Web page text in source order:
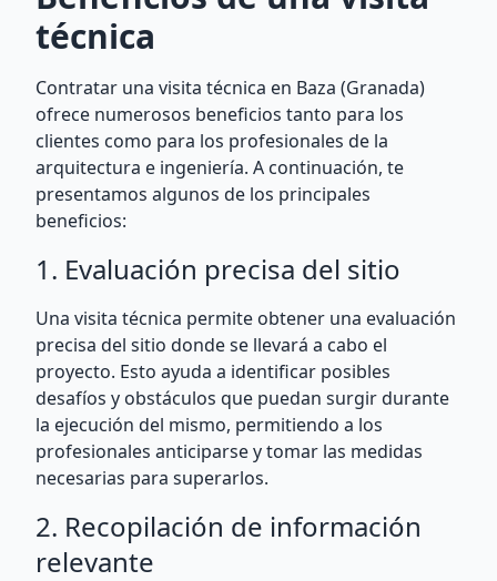
técnica
Contratar una visita técnica en Baza (Granada)
ofrece numerosos beneficios tanto para los
clientes como para los profesionales de la
arquitectura e ingeniería. A continuación, te
presentamos algunos de los principales
beneficios:
1. Evaluación precisa del sitio
Una visita técnica permite obtener una evaluación
precisa del sitio donde se llevará a cabo el
proyecto. Esto ayuda a identificar posibles
desafíos y obstáculos que puedan surgir durante
la ejecución del mismo, permitiendo a los
profesionales anticiparse y tomar las medidas
necesarias para superarlos.
2. Recopilación de información
relevante